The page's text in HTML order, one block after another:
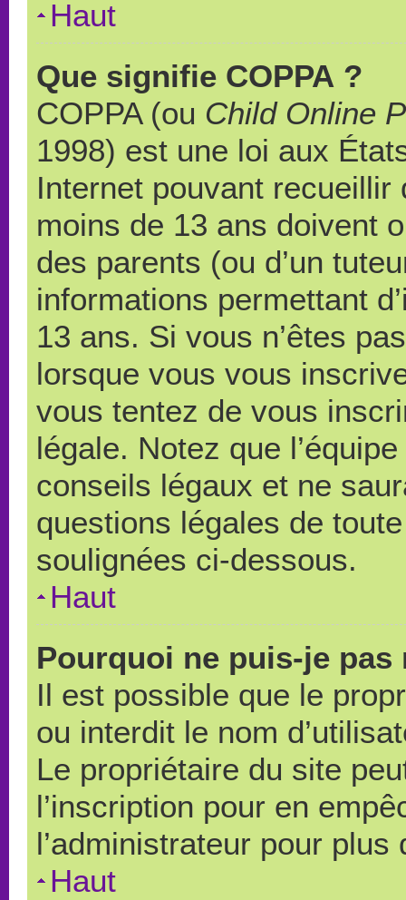
Haut
Que signifie COPPA ?
COPPA (ou Child Online
1998) est une loi aux
Internet pouvant
moins de 13 ans doivent
des parents (ou d’un
informations permettant
13 ans. Si vous n’êtes
lorsque vous vous
vous tentez de vous
légale. Notez que
conseils légaux et ne
questions légales de
soulignées ci-dessous.
Haut
Pourquoi ne puis-je pas
Il est possible que le
ou interdit le nom
Le propriétaire du site
l’inscription pour en
l’administrateur pour
Haut